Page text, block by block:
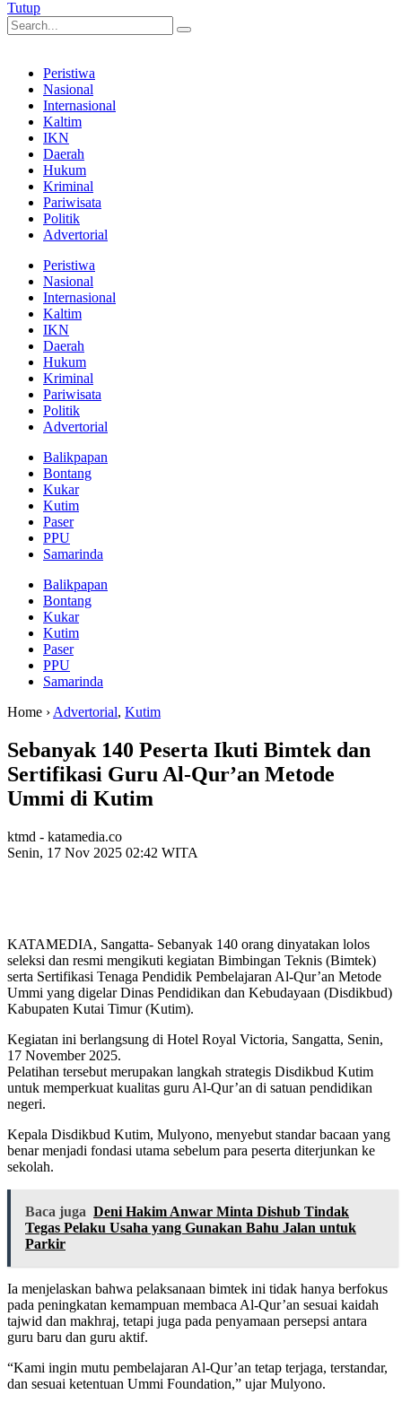
Tutup
Peristiwa
Nasional
Internasional
Kaltim
IKN
Daerah
Hukum
Kriminal
Pariwisata
Politik
Advertorial
Peristiwa
Nasional
Internasional
Kaltim
IKN
Daerah
Hukum
Kriminal
Pariwisata
Politik
Advertorial
Balikpapan
Bontang
Kukar
Kutim
Paser
PPU
Samarinda
Balikpapan
Bontang
Kukar
Kutim
Paser
PPU
Samarinda
Home › Advertorial, Kutim
Sebanyak 140 Peserta Ikuti Bimtek dan
Sertifikasi Guru Al-Qur’an Metode
Ummi di Kutim
ktmd - katamedia.co
Senin, 17 Nov 2025 02:42 WITA
KATAMEDIA, Sangatta- Sebanyak 140 orang dinyatakan lolos
seleksi dan resmi mengikuti kegiatan Bimbingan Teknis (Bimtek)
serta Sertifikasi Tenaga Pendidik Pembelajaran Al-Qur’an Metode
Ummi yang digelar Dinas Pendidikan dan Kebudayaan (Disdikbud)
Kabupaten Kutai Timur (Kutim).
Kegiatan ini berlangsung di Hotel Royal Victoria, Sangatta, Senin,
17 November 2025.
Pelatihan tersebut merupakan langkah strategis Disdikbud Kutim
untuk memperkuat kualitas guru Al-Qur’an di satuan pendidikan
negeri.
Kepala Disdikbud Kutim, Mulyono, menyebut standar bacaan yang
benar menjadi fondasi utama sebelum para peserta diterjunkan ke
sekolah.
Baca juga Deni Hakim Anwar Minta Dishub Tindak
Tegas Pelaku Usaha yang Gunakan Bahu Jalan untuk
Parkir
Ia menjelaskan bahwa pelaksanaan bimtek ini tidak hanya berfokus
pada peningkatan kemampuan membaca Al-Qur’an sesuai kaidah
tajwid dan makhraj, tetapi juga pada penyamaan persepsi antara
guru baru dan guru aktif.
“Kami ingin mutu pembelajaran Al-Qur’an tetap terjaga, terstandar,
dan sesuai ketentuan Ummi Foundation,” ujar Mulyono.